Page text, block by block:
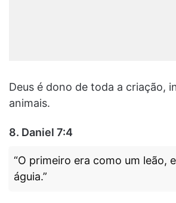
Deus é dono de toda a criação,
animais.
8. Daniel 7:4
“O primeiro era como um leão,
águia.”